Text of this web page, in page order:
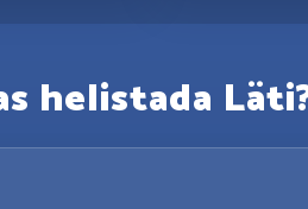
helistada